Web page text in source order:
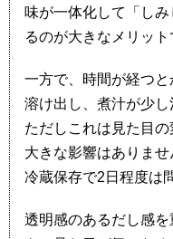
味が一体化して「し
るのが大きなメリット
一方で、時間が経つ
溶け出し、煮汁が少し
ただしこれは見た目
大きな影響はありませ
冷蔵保存で2日程度は
透明感のあるだし感